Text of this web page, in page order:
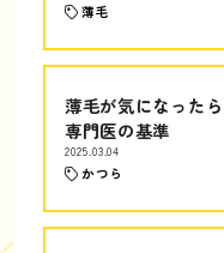
薄毛
薄毛が気になったら
専門医の基準
2025.03.04
かつら